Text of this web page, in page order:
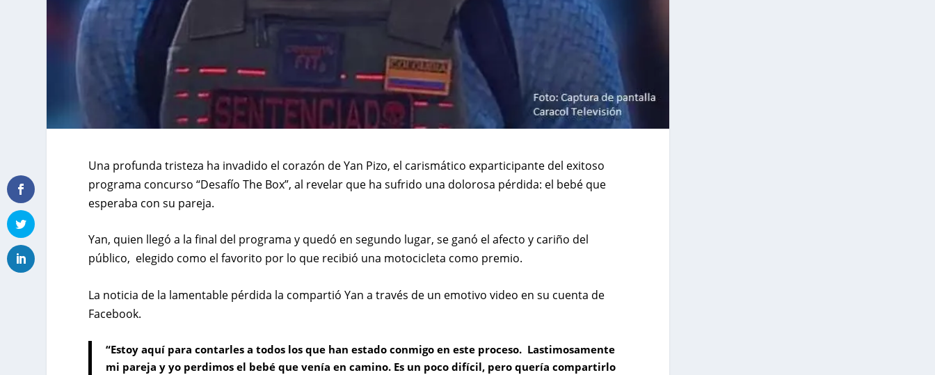
Una profunda tristeza ha invadido el corazón de Yan Pizo, el carismático exparticipante del exitoso
programa concurso “Desafío The Box”, al revelar que ha sufrido una dolorosa pérdida: el bebé que
esperaba con su pareja.
Yan, quien llegó a la final del programa y quedó en segundo lugar, se ganó el afecto y cariño del
público, elegido como el favorito por lo que recibió una motocicleta como premio.
La noticia de la lamentable pérdida la compartió Yan a través de un emotivo video en su cuenta de
Facebook.
“Estoy aquí para contarles a todos los que han estado conmigo en este proceso. Lastimosamente
mi pareja y yo perdimos el bebé que venía en camino. Es un poco difícil, pero quería compartirlo